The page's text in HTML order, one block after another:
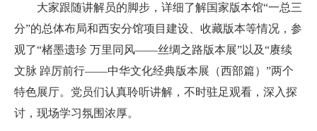
大家跟随讲解员的脚步，详细了解国家版本馆“一总三
分”的总体布局和西安分馆项目建设
收藏版本等情况，参
观了“楮墨遗珍 万里同风——丝绸之路版本展”以及“赓续
文脉 踔厉前行——中华文化经典版本展（西部篇）”两个
特色展厅。党员们认真聆听讲解，不时驻足观看，深入探
讨，现场学习氛围浓厚。